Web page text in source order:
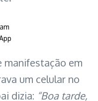
manifestação em
um celular no
dizia: “Boa tarde,